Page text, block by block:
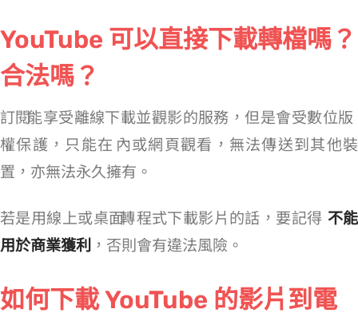
YouTube 可以直接下載轉檔嗎？
合法嗎？
訂閱 YouTube Premium 能享受離線下載並觀影的服務，但是會受數位版
權保護，只能在 APP 內或網頁觀看，無法傳送到其他裝
置，亦無法永久擁有。
若是用線上或桌面 YouTube 轉 MP4 程式下載影片的話，要記得 不能
用於商業獲利 ，否則會有違法風險。
如何下載 YouTube 的影片到電